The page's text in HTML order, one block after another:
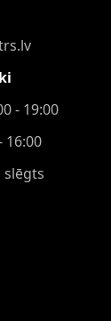
- 19:00
16:00
slēgts